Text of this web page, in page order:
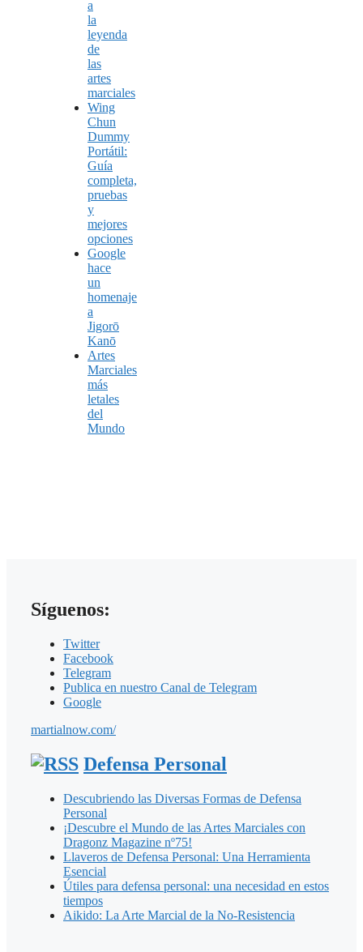
a
la
leyenda
de
las
artes
marciales
Wing
Chun
Dummy
Portátil:
Guía
completa,
pruebas
y
mejores
opciones
Google
hace
un
homenaje
a
Jigorō
Kanō
Artes
Marciales
más
letales
del
Mundo
Síguenos:
Twitter
Facebook
Telegram
Publica en nuestro Canal de Telegram
Google
martialnow.com/
Defensa Personal
Descubriendo las Diversas Formas de Defensa
Personal
¡Descubre el Mundo de las Artes Marciales con
Dragonz Magazine nº75!
Llaveros de Defensa Personal: Una Herramienta
Esencial
Útiles para defensa personal: una necesidad en estos
tiempos
Aikido: La Arte Marcial de la No-Resistencia